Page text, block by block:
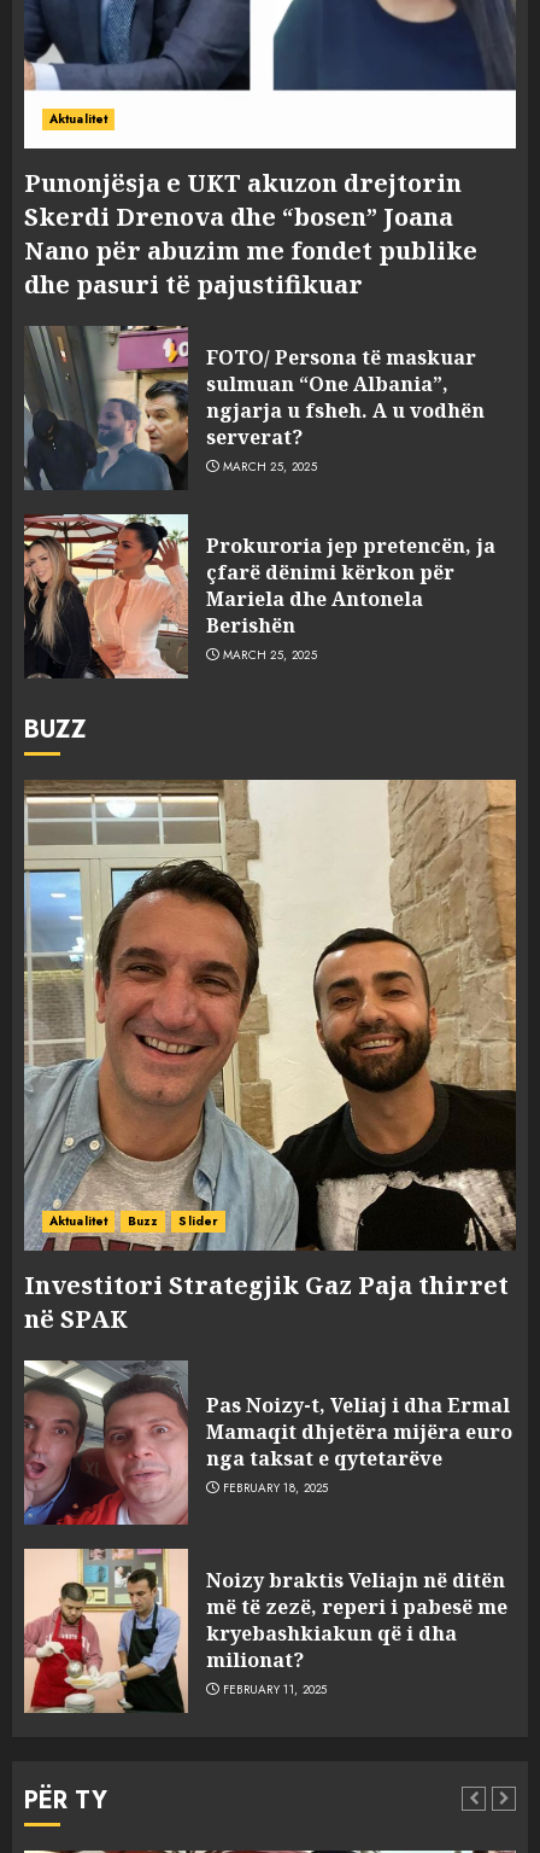
Aktualitet
Punonjësja e UKT akuzon drejtorin
Skerdi Drenova dhe “bosen” Joana
Nano për abuzim me fondet publike
dhe pasuri të pajustifikuar
FOTO/ Persona të maskuar
sulmuan “One Albania”,
ngjarja u fsheh. A u vodhën
serverat?
MARCH 25, 2025
Prokuroria jep pretencën, ja
çfarë dënimi kërkon për
Mariela dhe Antonela
Berishën
MARCH 25, 2025
BUZZ
Aktualitet Buzz Slider
Investitori Strategjik Gaz Paja thirret
në SPAK
Pas Noizy-t, Veliaj i dha Ermal
Mamaqit dhjetëra mijëra euro
nga taksat e qytetarëve
FEBRUARY 18, 2025
Noizy braktis Veliajn në ditën
më të zezë, reperi i pabesë me
kryebashkiakun që i dha
milionat?
FEBRUARY 11, 2025
PËR TY
3
sulmuan “One Albania”,
ngjarja u fsheh. A u vodhën
serverat?
MARCH 25, 2025